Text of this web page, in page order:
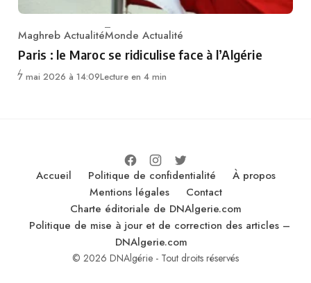
Category
Maghreb ActualitéMonde Actualité
Paris : le Maroc se ridiculise face à l’Algérie
7 mai 2026 à 14:09Lecture en 4 min
Accueil Politique de confidentialité
À propos
Mentions légales
Contact
Charte éditoriale de DNAlgerie.com
Politique de mise à jour et de correction des articles –
DNAlgerie.com
© 2026 DNAlgérie - Tout droits réservés